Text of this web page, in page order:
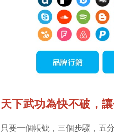
天下武功為快不破，
只要一個帳號，三個步驟，五